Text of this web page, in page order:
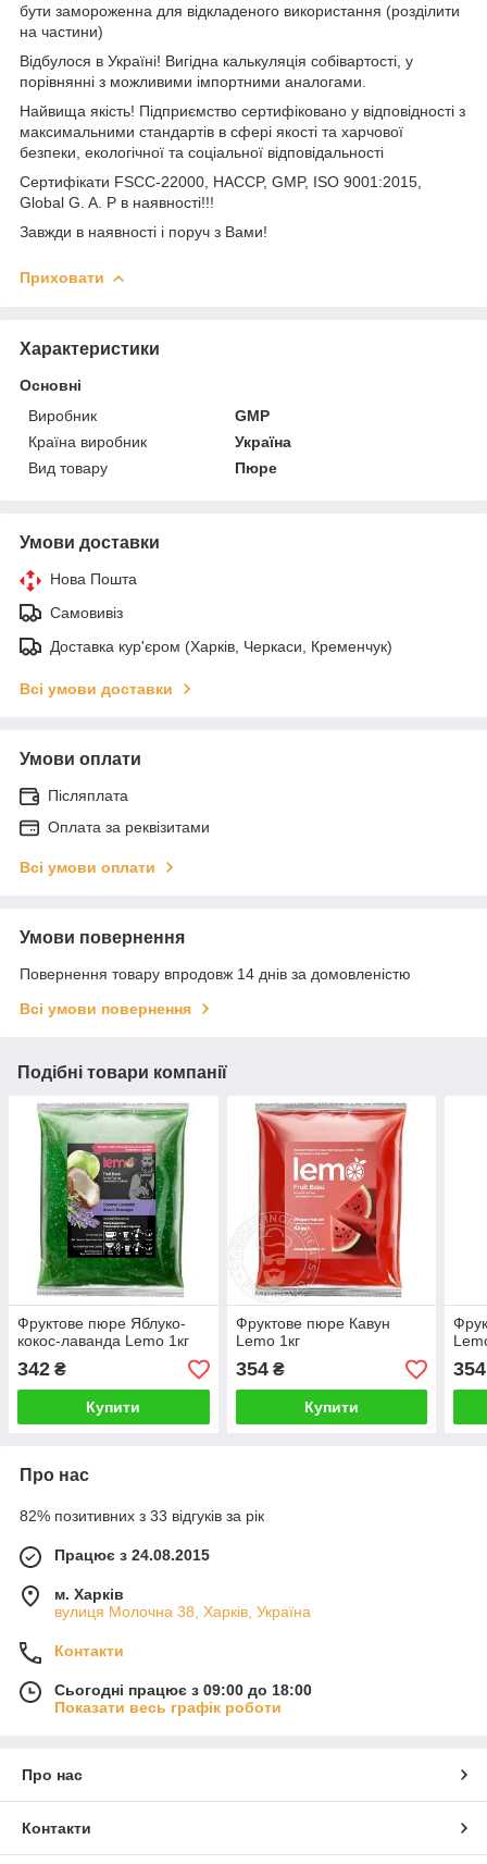
бути замороженна для відкладеного використання (розділити
на частини)
Відбулося в Україні! Вигідна калькуляція собівартості, у
порівнянні з можливими імпортними аналогами.
Найвища якість! Підприємство сертифіковано у відповідності з
максимальними стандартів в сфері якості та харчової
безпеки, екологічної та соціальної відповідальності
Сертифікати FSCC-22000, HACCP, GMP, ISO 9001:2015,
Global G. A. P в наявності!!!
Завжди в наявності і поруч з Вами!
Приховати
Характеристики
Основні
Виробник
GMP
Країна виробник
Україна
Вид товару
Пюре
Умови доставки
Нова Пошта
Самовивіз
Доставка кур'єром (Харків, Черкаси, Кременчук)
Всі умови доставки
Умови оплати
Післяплата
Оплата за реквізитами
Всі умови оплати
Умови повернення
Повернення товару впродовж 14 днів за домовленістю
Всі умови повернення
Подібні товари компанії
Фруктове пюре Яблуко-
кокос-лаванда Lemo 1кг
342 ₴
Купити
Фруктове пюре Кавун
Lemo 1кг
354₴
Купити
354
Про нас
82% позитивних з 33 відгуків за рік
Працює з 24.08.2015
м. Харків
вулиця Молочна 38, Харків, Україна
Контакти
Сьогодні працює з 09:00 до 18:00
Показати весь графік роботи
Про нас
Контакти